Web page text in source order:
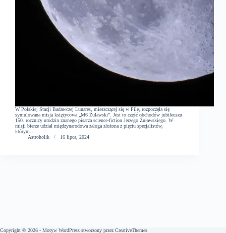
W Polskiej Stacji Badawczej Lunares, mieszczącej się w Pile, rozpoczęła się
symulowana misja księżycowa „M6 Żuławski”. Jest to część obchodów jubileuszu
150. rocznicy urodzin znanego pisarza science-fiction Jerzego Żuławskiego. W
misji bierze udział międzynarodowa załoga złożona z pięciu specjalistów,
którym…
Astroholik
16 lipca, 2024
Copyright © 2026 - Motyw WordPress stworzony przez CreativeThemes